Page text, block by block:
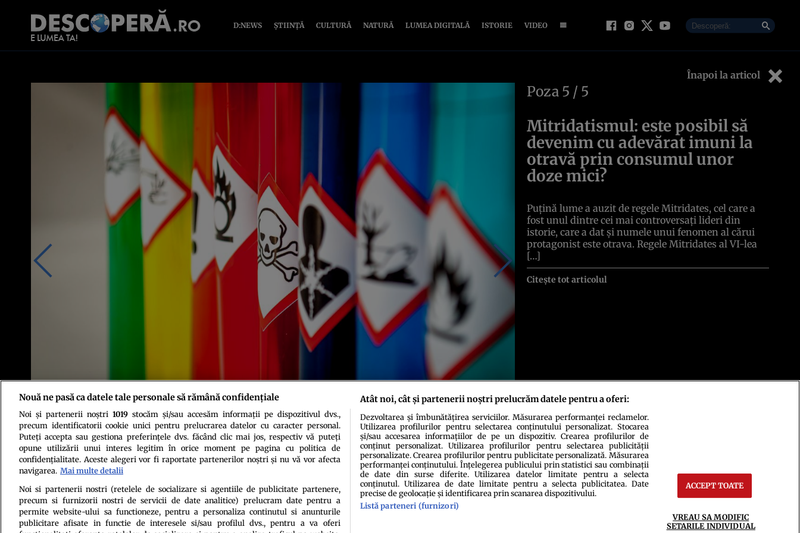
D:NEWS ȘTIINȚĂ CULTURĂ NATURĂ LUMEA DIGITALĂ ISTORIE VIDEO
Înapoi la articol
Sursa foto: Shutterstock
Poza 5 / 5
Mitridatismul: este posibil să
devenim cu adevărat imuni la
otravă prin consumul unor
doze mici?
Puțină lume a auzit de regele Mitridates, cel care a
fost unul dintre cei mai controversați lideri din
istorie, care a dat și numele unui fenomen al cărui
protagonist este otrava. Regele Mitridates al VI-lea
[…]
Citește tot articolul
Politica de confidenţialitatePolitica de cookiesTermeni şi condiţiiEchipa redacțională
Nouă ne pasă ca datele tale personale să rămână confidențiale
Noi și partenerii noștri 1019stocăm și/sau accesăm informații pe dispozitivul dvs.,
precum identificatorii cookie unici pentru prelucrarea datelor cu caracter personal.
Puteți accepta sau gestiona preferințele dvs. făcând clic mai jos, respectiv vă puteți
opune utilizării unui interes legitim în orice moment pe pagina cu politica de
confidențialitate. Aceste alegeri vor fi raportate partenerilor noștri și nu vă vor afecta
navigarea. Mai multe detalii
Noi si partenerii nostri (retelele de socializare si agentiile de publicitate partenere,
precum si furnizorii nostri de servicii de date analitice) prelucram date pentru a
permite website-ului sa functioneze, pentru a personaliza continutul si anunturile
publicitare afisate in functie de interesele si/sau profilul dvs., pentru a va oferi
Atât noi, cât și partenerii noștri prelucrăm datele pentru a oferi:
Dezvoltarea și îmbunătățirea serviciilor. Măsurarea performanței reclamelor.
Utilizarea profilurilor pentru selectarea conținutului personalizat. Stocarea
și/sau accesarea informațiilor de pe un dispozitiv. Crearea profilurilor de
conținut personalizat. Utilizarea profilurilor pentru selectarea publicității
personalizate. Crearea profilurilor pentru publicitate personalizată. Măsurarea
performanței conținutului. Înțelegerea publicului prin statistici sau combinații
de date din surse diferite. Utilizarea datelor limitate pentru a selecta
conținutul. Utilizarea de date limitate pentru a selecta publicitatea. Date
precise de geolocație și identificarea prin scanarea dispozitivului.
Listă parteneri (furnizori)
ACCEPT TOATE
VREAU SA MODIFIC
SETARILE INDIVIDUAL